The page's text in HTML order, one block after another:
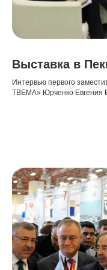
Выставка в
Интервью первого
ТВЕМА» Юрченко Евгения